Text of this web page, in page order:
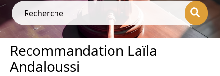
Recherche
Recommandation Laïla
Andaloussi